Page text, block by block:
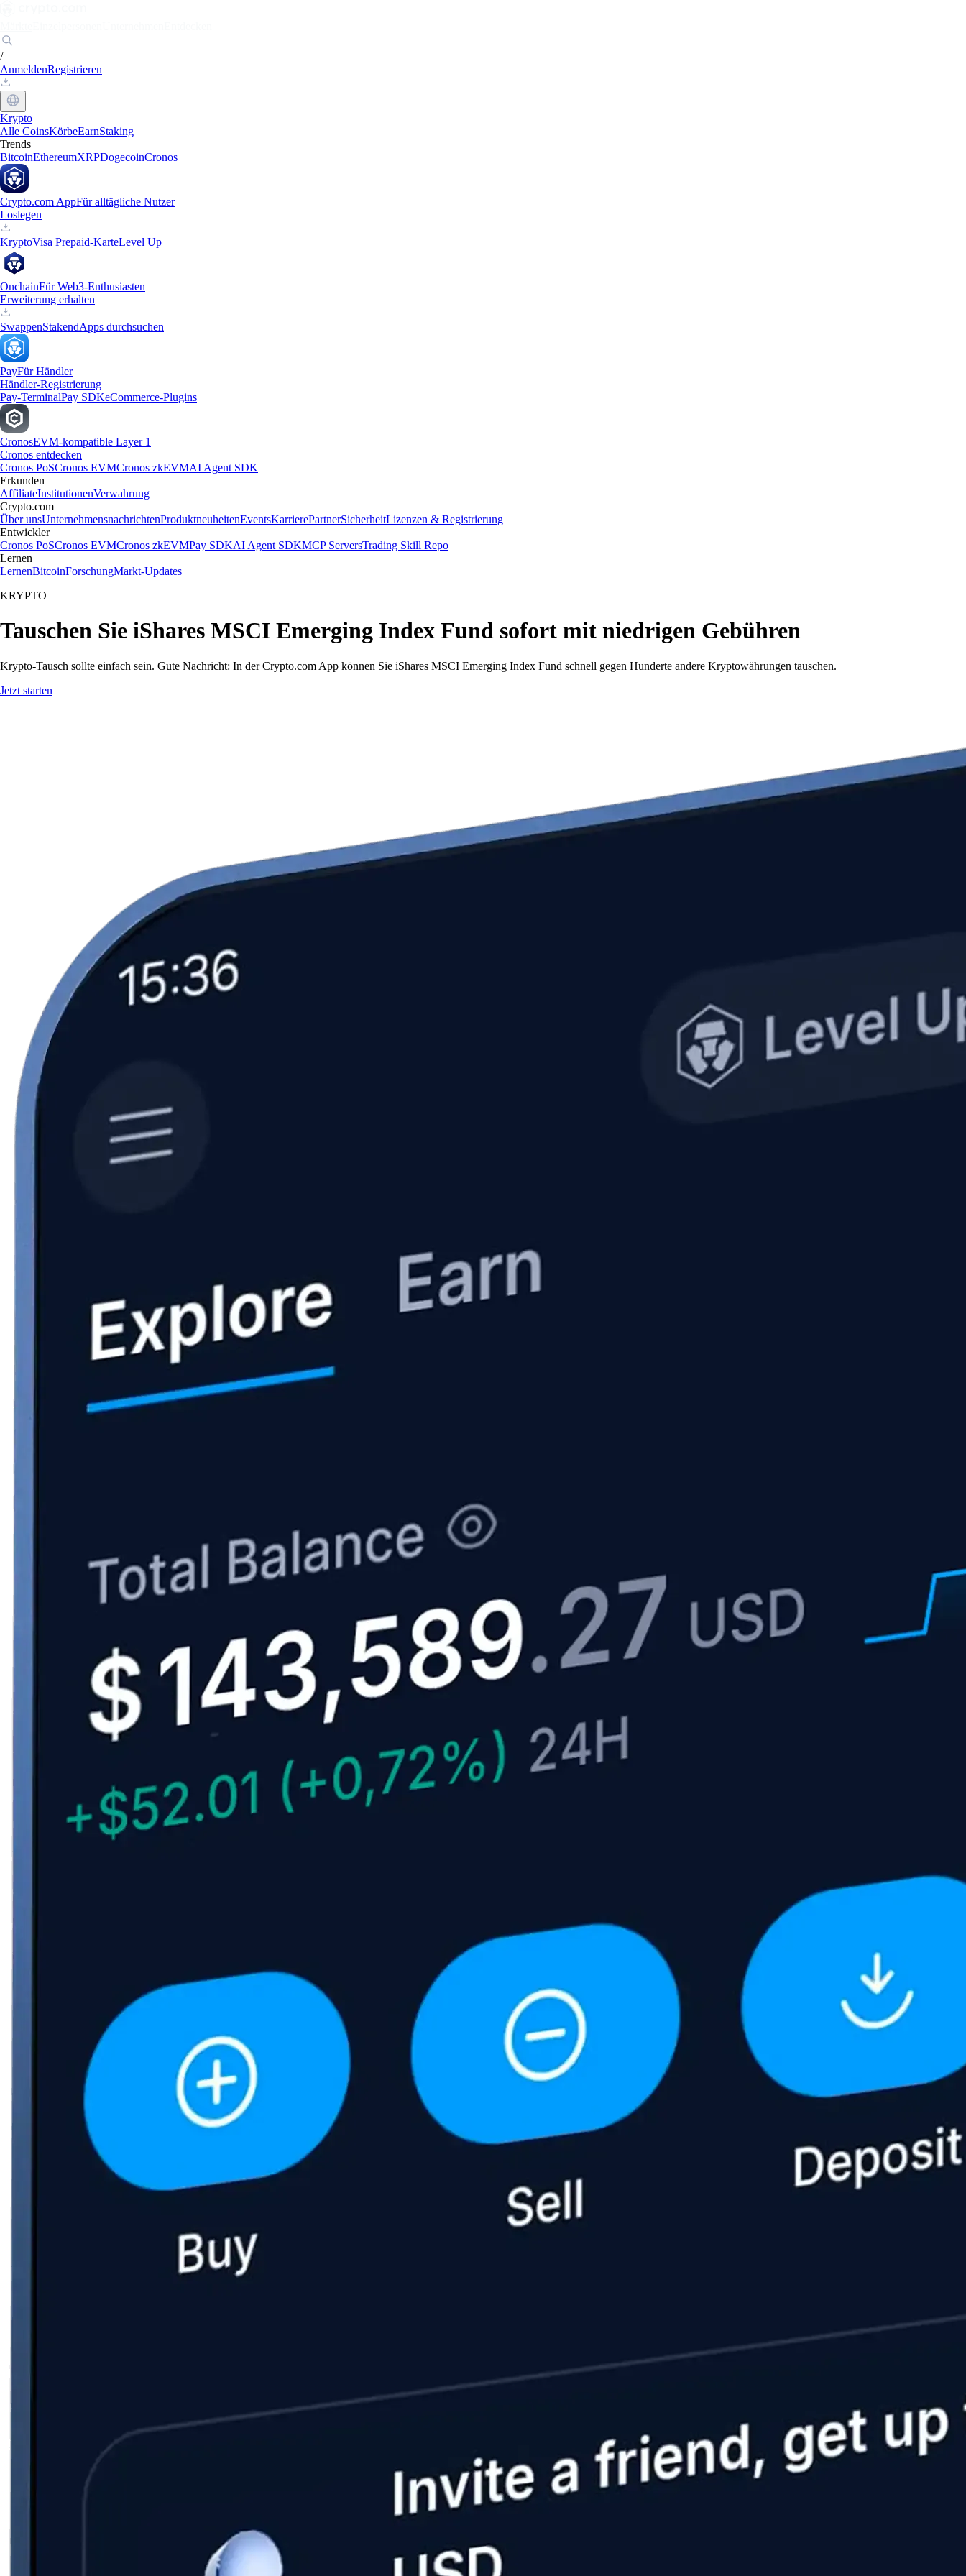
/
AnmeldenRegistrieren
Krypto
Alle CoinsKörbeEarnStaking
Trends
BitcoinEthereumXRPDogecoinCronos
Crypto.com AppFür alltägliche Nutzer
Loslegen
KryptoVisa Prepaid-KarteLevel Up
OnchainFür Web3-Enthusiasten
Erweiterung erhalten
SwappenStakendApps durchsuchen
PayFür Händler
Händler-Registrierung
Pay-TerminalPay SDKeCommerce-Plugins
CronosEVM-kompatible Layer 1
Cronos entdecken
Cronos PoSCronos EVMCronos zkEVMAI Agent SDK
Erkunden
AffiliateInstitutionenVerwahrung
Crypto.com
Über unsUnternehmensnachrichtenProduktneuheitenEventsKarrierePartnerSicherheitLizenzen & Registrierung
Entwickler
Cronos PoSCronos EVMCronos zkEVMPay SDKAI Agent SDKMCP ServersTrading Skill Repo
Lernen
LernenBitcoinForschungMarkt-Updates
KRYPTO
Tauschen Sie iShares MSCI Emerging Index Fund sofort mit niedrigen Gebühren
Krypto-Tausch sollte einfach sein. Gute Nachricht: In der Crypto.com App können Sie iShares MSCI Emerging Index Fund schnell gegen Hunderte andere Kryptowährungen tauschen.
Jetzt starten